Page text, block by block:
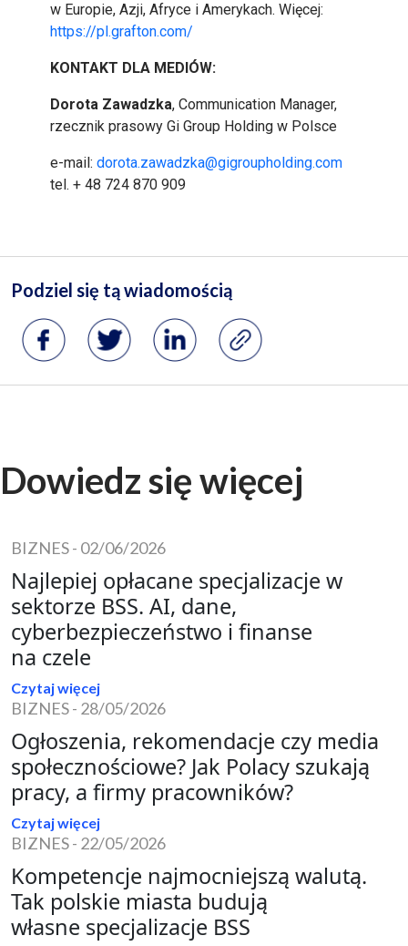
w Europie, Azji, Afryce i Amerykach. Więcej:
https://pl.grafton.com/
KONTAKT DLA MEDIÓW:
Dorota Zawadzka, Communication Manager,
rzecznik prasowy Gi Group Holding w Polsce
e-mail: dorota.zawadzka@gigroupholding.com
tel. + 48 724 870 909
Dowiedz się więcej
BIZNES- 02/06/2026
Najlepiej opłacane specjalizacje w
sektorze BSS. AI, dane,
cyberbezpieczeństwo i finanse
na czele
Czytaj więcej
BIZNES- 28/05/2026
Ogłoszenia, rekomendacje czy media
społecznościowe? Jak Polacy szukają
pracy, a firmy pracowników?
Czytaj więcej
BIZNES- 22/05/2026
Kompetencje najmocniejszą walutą.
Tak polskie miasta budują
własne specjalizacje BSS